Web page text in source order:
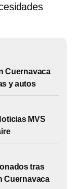
Cuernavaca
y autos
MVS
tras
Cuernavaca